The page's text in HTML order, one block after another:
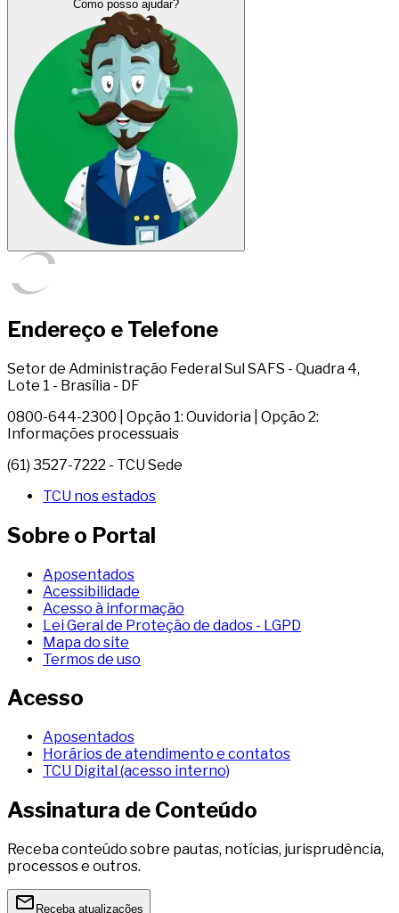
Como posso ajudar?
Endereço e Telefone
Setor de Administração Federal Sul SAFS - Quadra 4,
Lote 1 - Brasília - DF
0800-644-2300 | Opção 1: Ouvidoria | Opção 2:
Informações processuais
(61) 3527-7222 - TCU Sede
TCU nos estados
Sobre o Portal
Aposentados
Acessibilidade
Acesso à informação
Lei Geral de Proteção de dados - LGPD
Mapa do site
Termos de uso
Acesso
Aposentados
Horários de atendimento e contatos
TCU Digital (acesso interno)
Assinatura de Conteúdo
Receba conteúdo sobre pautas, notícias, jurisprudência,
processos e outros.
Receba atualizações